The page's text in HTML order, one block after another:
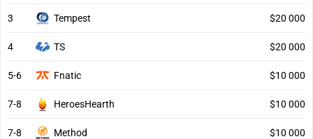
3 Tempest $20 000
4 TS $20 000
5-6 Fnatic $10 000
7-8 HeroesHearth $10 000
7-8 Method $10 000